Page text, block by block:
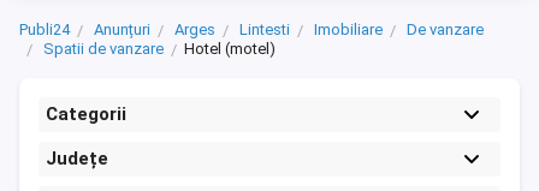
Publi24 Anunțuri Arges Lintesti Imobiliare
De vanzare
Spatii de vanzare
Hotel (motel)
Categorii
Județe